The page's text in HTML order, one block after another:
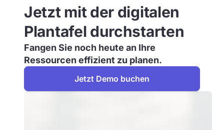
Jetzt mit der digitalen
Plantafel durchstarten
Fangen Sie noch heute an Ihre
Ressourcen effizient zu planen.
Jetzt Demo buchen